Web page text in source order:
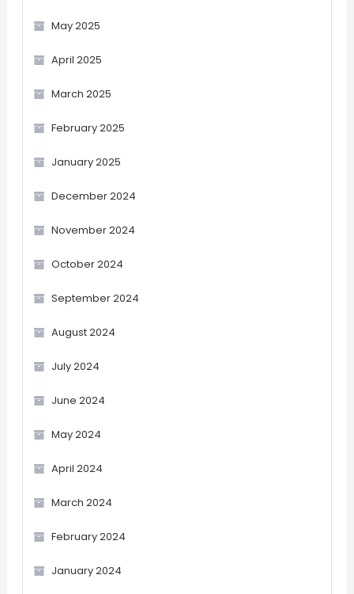
May 2025
April 2025
March 2025
February 2025
January 2025
December 2024
November 2024
October 2024
September 2024
August 2024
July 2024
June 2024
May 2024
April 2024
March 2024
February 2024
January 2024